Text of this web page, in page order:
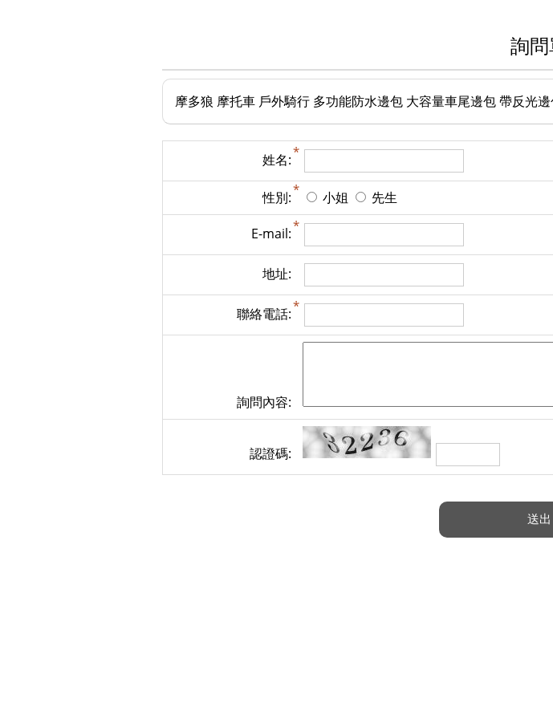
詢
摩多狼 摩托車 戶外騎行 多功能防水邊包 大容量車尾邊包 帶反光
姓名:
性別: 小姐 先生
E-mail:
地址:
聯絡電話:
詢問內容:
認證碼: